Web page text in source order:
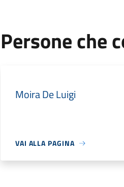
Persone che
Moira De Luigi
VAI ALLA PAGINA